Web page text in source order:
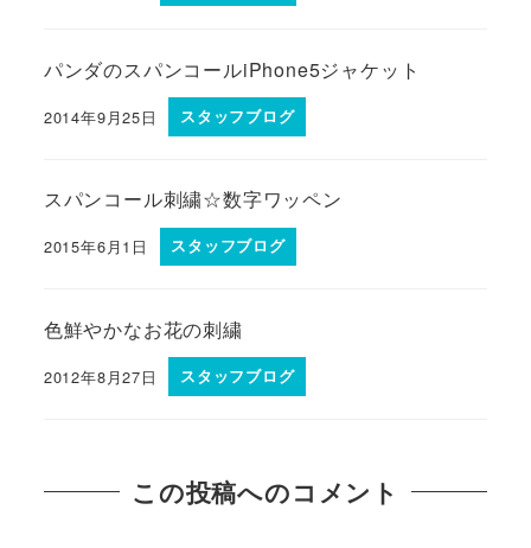
パンダのスパンコールiPhone5ジャケット
2014年9月25日 スタッフブログ
スパンコール刺繍☆数字ワッペン
2015年6月1日 スタッフブログ
色鮮やかなお花の刺繍
2012年8月27日 スタッフブログ
この投稿へのコメント